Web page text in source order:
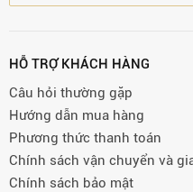
HỖ TRỢ KHÁCH HÀNG
Câu hỏi thường gặp
Hướng dẫn mua hàng
Phương thức thanh toán
Chính sách vận chuyển và
Chính sách bảo mật